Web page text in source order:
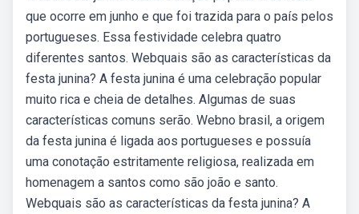
que ocorre em junho e que foi trazida para o país pelos
portugueses. Essa festividade celebra quatro
diferentes santos. Webquais são as características da
festa junina? A festa junina é uma celebração popular
muito rica e cheia de detalhes. Algumas de suas
características comuns serão. Webno brasil, a origem
da festa junina é ligada aos portugueses e possuía
uma conotação estritamente religiosa, realizada em
homenagem a santos como são joão e santo.
Webquais são as características da festa junina? A